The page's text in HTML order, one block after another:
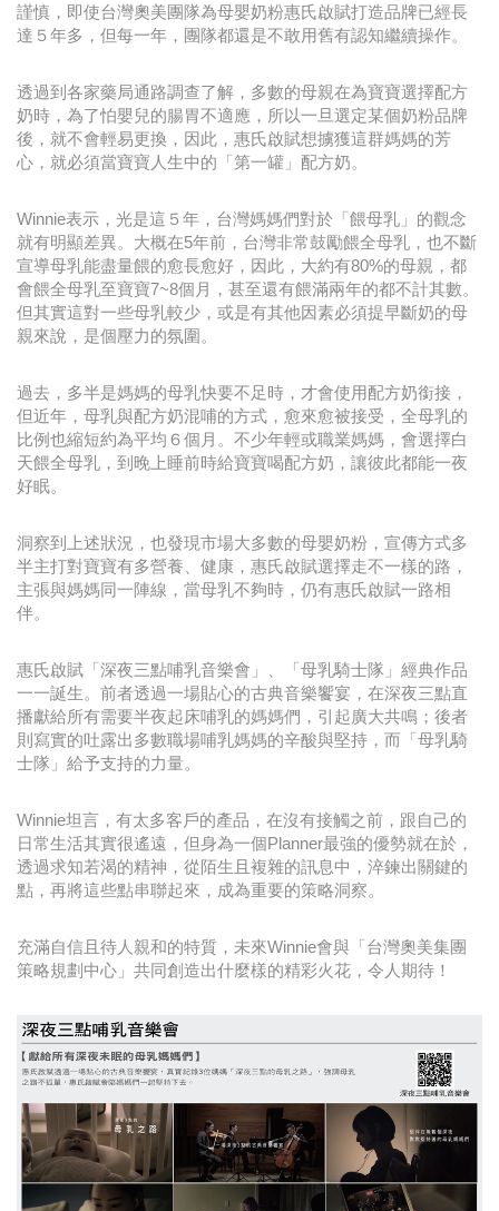
謹慎，即使台灣奧美團隊為母嬰奶粉惠氏啟賦打造品牌已經長
達５年多，但每一年，團隊都還是不敢用舊有認知繼續操作。
透過到各家藥局通路調查了解，多數的母親在為寶寶選擇配方
奶時，為了怕嬰兒的腸胃不適應，所以一旦選定某個奶粉品牌
後，就不會輕易更換，因此，惠氏啟賦想擄獲這群媽媽的芳
心，就必須當寶寶人生中的「第一罐」配方奶。
Winnie表示，光是這５年，台灣媽媽們對於「餵母乳」的觀念
就有明顯差異。大概在5年前，台灣非常鼓勵餵全母乳，也不斷
宣導母乳能盡量餵的愈長愈好，因此，大約有80%的母親，都
會餵全母乳至寶寶7~8個月，甚至還有餵滿兩年的都不計其數。
但其實這對一些母乳較少，或是有其他因素必須提早斷奶的母
親來說，是個壓力的氛圍。
過去，多半是媽媽的母乳快要不足時，才會使用配方奶銜接，
但近年，母乳與配方奶混哺的方式，愈來愈被接受，全母乳的
比例也縮短約為平均６個月。不少年輕或職業媽媽，會選擇白
天餵全母乳，到晚上睡前時給寶寶喝配方奶，讓彼此都能一夜
好眠。
洞察到上述狀況，也發現市場大多數的母嬰奶粉，宣傳方式多
半主打對寶寶有多營養、健康，惠氏啟賦選擇走不一樣的路，
主張與媽媽同一陣線，當母乳不夠時，仍有惠氏啟賦一路相
伴。
惠氏啟賦「深夜三點哺乳音樂會」、「母乳騎士隊」經典作品
一一誕生。前者透過一場貼心的古典音樂饗宴，在深夜三點直
播獻給所有需要半夜起床哺乳的媽媽們，引起廣大共鳴；後者
則寫實的吐露出多數職場哺乳媽媽的辛酸與堅持，而「母乳騎
士隊」給予支持的力量。
Winnie坦言，有太多客戶的產品，在沒有接觸之前，跟自己的
日常生活其實很遙遠，但身為一個Planner最強的優勢就在於，
透過求知若渴的精神，從陌生且複雜的訊息中，淬鍊出關鍵的
點，再將這些點串聯起來，成為重要的策略洞察。
充滿自信且待人親和的特質，未來Winnie會與「台灣奧美集團
策略規劃中心」共同創造出什麼樣的精彩火花，令人期待！